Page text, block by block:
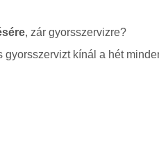
, zár gyorsszervizre?
kínál a hét